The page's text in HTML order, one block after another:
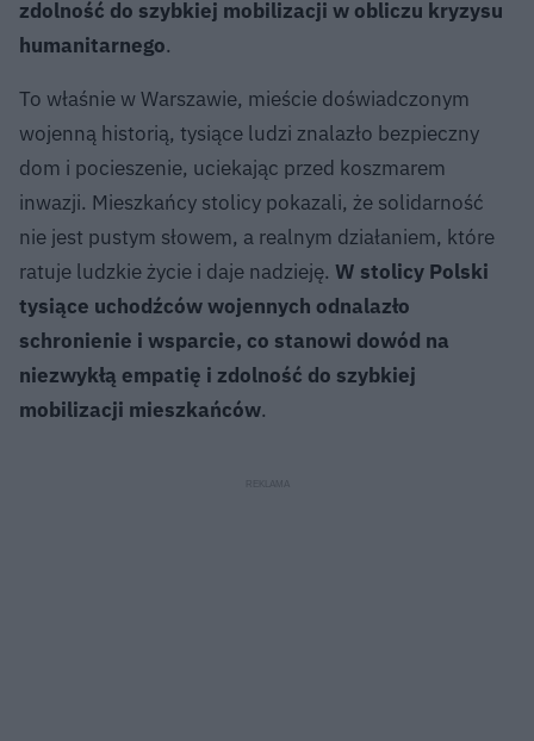
zdolność do szybkiej mobilizacji w obliczu kryzysu
humanitarnego.
To właśnie w Warszawie, mieście doświadczonym
wojenną historią, tysiące ludzi znalazło bezpieczny
dom i pocieszenie, uciekając przed koszmarem
inwazji. Mieszkańcy stolicy pokazali, że solidarność
nie jest pustym słowem, a realnym działaniem, które
ratuje ludzkie życie i daje nadzieję. W stolicy Polski
tysiące uchodźców wojennych odnalazło
schronienie i wsparcie, co stanowi dowód na
niezwykłą empatię i zdolność do szybkiej
mobilizacji mieszkańców.